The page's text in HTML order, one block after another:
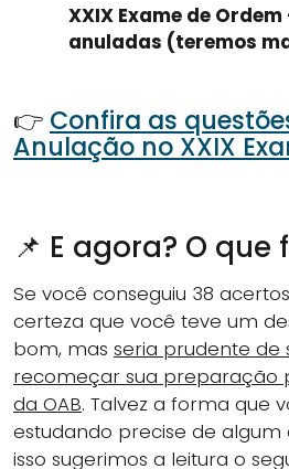
XXIX Exame de
anuladas (teremos
👉 Confira as
Anulação no XXIX
📌 E agora? O que
Se você conseguiu 38
certeza que você teve um
bom, mas seria prudente de
recomeçar sua preparação
da OAB. Talvez a forma que
estudando precise de
isso sugerimos a leitura o